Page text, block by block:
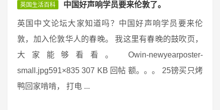
英国生活百科 中国好声响学员要来伦敦了。
英国中文论坛大家知道吗？中国好声响学员要来伦
敦，加入伦敦华人的春晚。 我这里有春晚的鼓吹页，
大家能够看看。 Owin-newyearposter-
small.jpg591×835 307 KB 回帖 额。。。 25镑买只烤
鸭回家啃啃， 打电 ...